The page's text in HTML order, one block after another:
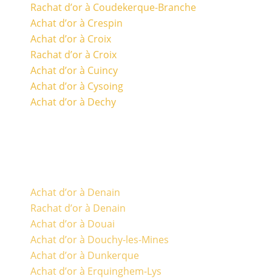
Rachat d’or à Coudekerque-Branche
Achat d’or à Crespin
Achat d’or à Croix
Rachat d’or à Croix
Achat d’or à Cuincy
Achat d’or à Cysoing
Achat d’or à Dechy
Achat d’or à Denain
Rachat d’or à Denain
Achat d’or à Douai
Achat d’or à Douchy-les-Mines
Achat d’or à Dunkerque
Achat d’or à Erquinghem-Lys